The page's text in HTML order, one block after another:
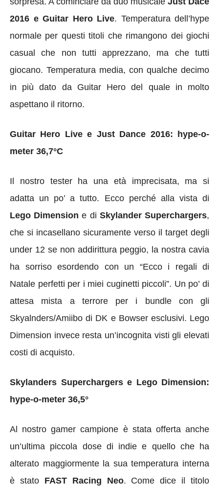
2016 e Guitar Hero Live. Temperatura dell’hype
normale per questi titoli che rimangono dei giochi
casual che non tutti apprezzano, ma che tutti
giocano. Temperatura media, con qualche decimo
in più dato da Guitar Hero del quale in molto
aspettano il ritorno.
Guitar Hero Live e Just Dance 2016: hype-o-
meter 36,7°C
Il nostro tester ha una età imprecisata, ma si
adatta un po’ a tutto. Ecco perché alla vista di
Lego Dimension e di Skylander Superchargers,
che si incasellano sicuramente verso il target degli
under 12 se non addirittura peggio, la nostra cavia
ha sorriso esordendo con un “Ecco i regali di
Natale perfetti per i miei cuginetti piccoli”. Un po’ di
attesa mista a terrore per i bundle con gli
Skyalnders/Amiibo di DK e Bowser esclusivi. Lego
Dimension invece resta un’incognita visti gli elevati
costi di acquisto.
Skylanders Superchargers e Lego Dimension:
hype-o-meter 36,5°
Al nostro gamer campione è stata offerta anche
un’ultima piccola dose di indie e quello che ha
alterato maggiormente la sua temperatura interna
è stato FAST Racing Neo. Come dice il titolo